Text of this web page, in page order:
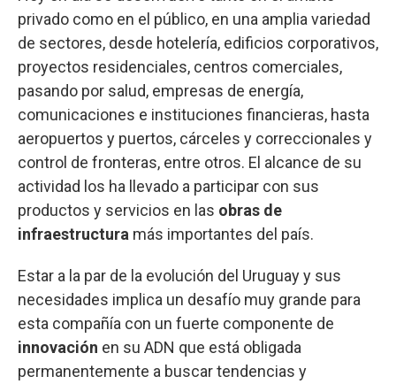
privado como en el público, en una amplia variedad
de sectores, desde hotelería, edificios corporativos,
proyectos residenciales, centros comerciales,
pasando por salud, empresas de energía,
comunicaciones e instituciones financieras, hasta
aeropuertos y puertos, cárceles y correccionales y
control de fronteras, entre otros. El alcance de su
actividad los ha llevado a participar con sus
productos y servicios en las obras de
infraestructura más importantes del país.
Estar a la par de la evolución del Uruguay y sus
necesidades implica un desafío muy grande para
esta compañía con un fuerte componente de
innovación en su ADN que está obligada
permanentemente a buscar tendencias y